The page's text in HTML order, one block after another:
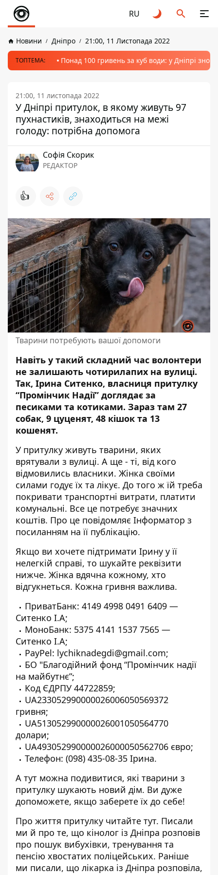
RU
Новини Дніпро 21:00, 11 Листопада 2022
ТОПТЕМА: Понад 100 гривень за куб води: у Дніпрі
21:00, 11 листопада 2022
У Дніпрі притулок, в якому живуть 97
пухнастиків, знаходиться на межі
голоду: потрібна допомога
Софія Скорик
РЕДАКТОР
👍
Тварини потребують вашої допомоги
Навіть у такий складний час волонтери
не залишають чотирилапих на вулиці.
Так, Ірина Ситенко, власниця притулку
“Промінчик Надії” доглядає за
песиками та котиками. Зараз там 27
собак, 9 цуценят, 48 кішок та 13
кошенят.
У притулку живуть тварини, яких
врятували з вулиці. А ще - ті, від кого
відмовились власники. Жінка своїми
силами годує їх та лікує. До того ж їй треба
покривати транспортні витрати, платити
комунальні. Все це потребує значних
коштів. Про це повідомляє Інформатор з
посиланням на її публікацію.
Якщо ви хочете підтримати Ірину у її
нелегкій справі, то шукайте реквізити
нижче. Жінка вдячна кожному, хто
відгукнеться. Кожна гривня важлива.
ПриватБанк: 4149 4998 0491 6409 —
Ситенко І.А;
МоноБанк: 5375 4141 1537 7565 —
Ситенко І.А;
PayPel: lychiknadegdi@gmail.com;
БО "Благодійний фонд “Промінчик надії
на майбутнє”;
Код ЄДРПУ 44722859;
UA233052990000026006050569372
гривня;
UA513052990000026001050564770
долари;
UA493052990000026000050562706 євро;
Телефон: (098) 435-08-35 Ірина.
А тут можна подивитися, які тварини з
притулку шукають новий дім. Ви дуже
допоможете, якщо заберете їх до себе!
Про життя притулку читайте тут. Писали
ми й про те, що кінолог із Дніпра розповів
про пошук вибухівки, тренування та
пенсію хвостатих поліцейських. Раніше
ми писали, що лікарка із Дніпра розповіла,